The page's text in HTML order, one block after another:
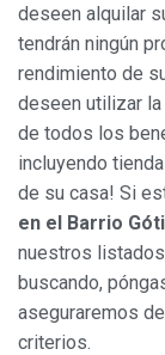
deseen alquilar
tendrán ningún
rendimiento de
deseen utilizar
de todos los
incluyendo
de su casa! Si
en el Barrio
nuestros
buscando,
aseguraremos
criterios.